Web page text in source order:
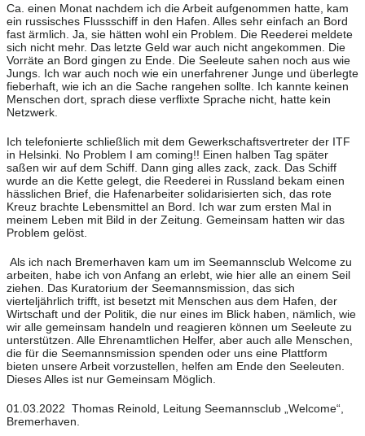
Ca. einen Monat nachdem ich die Arbeit aufgenommen hatte, kam
ein russisches Flussschiff in den Hafen. Alles sehr einfach an Bord
fast ärmlich. Ja, sie hätten wohl ein Problem. Die Reederei meldete
sich nicht mehr. Das letzte Geld war auch nicht angekommen. Die
Vorräte an Bord gingen zu Ende. Die Seeleute sahen noch aus wie
Jungs. Ich war auch noch wie ein unerfahrener Junge und überlegte
fieberhaft, wie ich an die Sache rangehen sollte. Ich kannte keinen
Menschen dort, sprach diese verflixte Sprache nicht, hatte kein
Netzwerk.
Ich telefonierte schließlich mit dem Gewerkschaftsvertreter der ITF
in Helsinki. No Problem I am coming!! Einen halben Tag später
saßen wir auf dem Schiff. Dann ging alles zack, zack. Das Schiff
wurde an die Kette gelegt, die Reederei in Russland bekam einen
hässlichen Brief, die Hafenarbeiter solidarisierten sich, das rote
Kreuz brachte Lebensmittel an Bord. Ich war zum ersten Mal in
meinem Leben mit Bild in der Zeitung. Gemeinsam hatten wir das
Problem gelöst.
Als ich nach Bremerhaven kam um im Seemannsclub Welcome zu
arbeiten, habe ich von Anfang an erlebt, wie hier alle an einem Seil
ziehen. Das Kuratorium der Seemannsmission, das sich
vierteljährlich trifft, ist besetzt mit Menschen aus dem Hafen, der
Wirtschaft und der Politik, die nur eines im Blick haben, nämlich, wie
wir alle gemeinsam handeln und reagieren können um Seeleute zu
unterstützen. Alle Ehrenamtlichen Helfer, aber auch alle Menschen,
die für die Seemannsmission spenden oder uns eine Plattform
bieten unsere Arbeit vorzustellen, helfen am Ende den Seeleuten.
Dieses Alles ist nur Gemeinsam Möglich.
01.03.2022 Thomas Reinold, Leitung Seemannsclub „Welcome“,
Bremerhaven.